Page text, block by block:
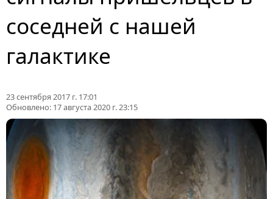
соседней с нашей
галактике
23 сентября 2017 г. 17:01
Обновлено: 17 августа 2020 г. 23:15